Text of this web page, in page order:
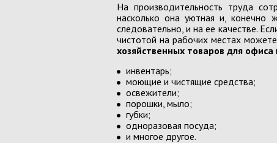
Кнопки
Биндеры
Линейки
Точилки
Ластики
На производительность труда
насколько она уютная и, конечно
следовательно, и на ее качестве.
чистотой на рабочих местах
хозяйственных товаров для офиса
инвентарь;
моющие и чистящие средства;
освежители;
порошки, мыло;
губки;
одноразовая посуда;
и многое другое.